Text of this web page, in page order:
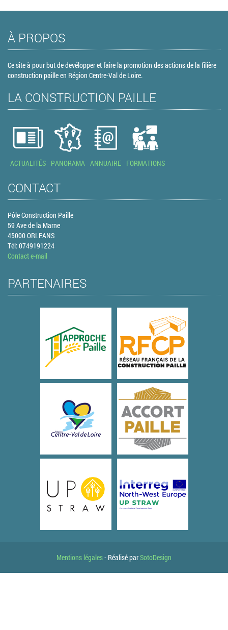
À PROPOS
Ce site à pour but de devélopper et faire la promotion des actions de la filière
construction paille en Région Centre-Val de Loire.
LA CONSTRUCTION PAILLE
ACTUALITÉS PANORAMA ANNUAIRE FORMATIONS
CONTACT
Pôle Construction Paille
59 Ave de la Marne
45000 ORLEANS
Tél: 0749191224
Contact e-mail
PARTENAIRES
Mentions légales- Réalisé parSotoDesign